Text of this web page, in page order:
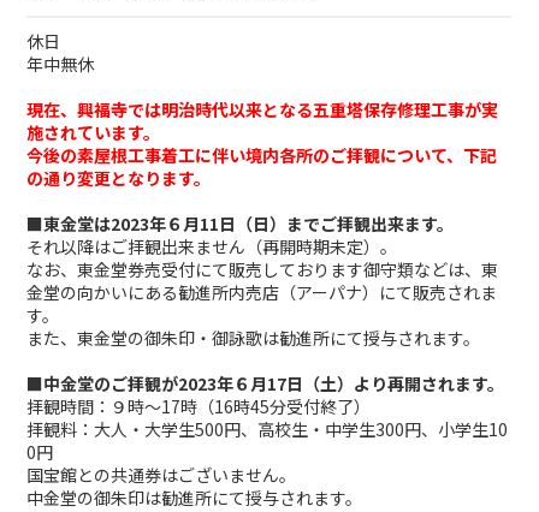
休日
年中無休
現在、興福寺では明治時代以来となる五重塔保存修理工事が実
施されています。
今後の素屋根工事着工に伴い境内各所のご拝観について、下記
の通り変更となります。
■東金堂は2023年６月11日（日）までご拝観出来ます。
それ以降はご拝観出来ません（再開時期未定）。
なお、東金堂券売受付にて販売しております御守類などは、東
金堂の向かいにある勧進所内売店（アーパナ）にて販売されま
す。
また、東金堂の御朱印・御詠歌は勧進所にて授与されます。
■中金堂のご拝観が2023年６月17日（土）より再開されます。
拝観時間：９時～17時（16時45分受付終了）
拝観料：大人・大学生500円、高校生・中学生300円、小学生10
0円
国宝館との共通券はございません。
中金堂の御朱印は勧進所にて授与されます。